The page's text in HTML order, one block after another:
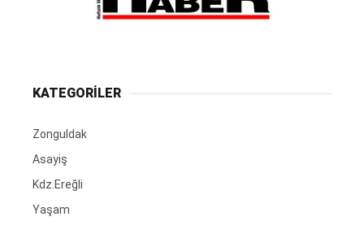
KATEGORİLER
Zonguldak
Asayiş
Kdz.Ereğli
Yaşam